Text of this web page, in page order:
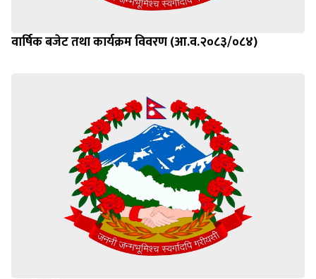
वार्षिक बजेट तथा कार्यक्रम विवरण (आ.व.२०८३/०८४)